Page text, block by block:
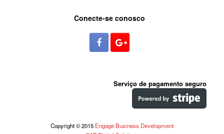
Conecte-se conosco
Serviço de pagamento seguro
Copyright © 2015 Engage Business Development